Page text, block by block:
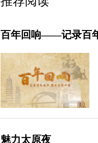
百年回响——记录百
魅力太原夜